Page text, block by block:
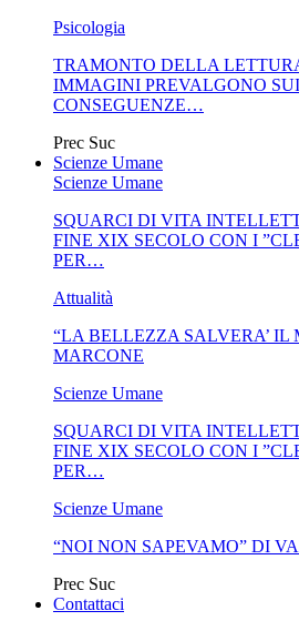
Psicologia
TRAMONTO DELLA
IMMAGINI PREVALGONO
CONSEGUENZE…
Prec Suc
Scienze Umane
Scienze Umane
SQUARCI DI VITA
FINE XIX SECOLO CON I
PER…
Attualità
“LA BELLEZZA SALVERA’ IL
MARCONE
Scienze Umane
SQUARCI DI VITA
FINE XIX SECOLO CON I
PER…
Scienze Umane
“NOI NON SAPEVAMO” DI
Prec Suc
Contattaci